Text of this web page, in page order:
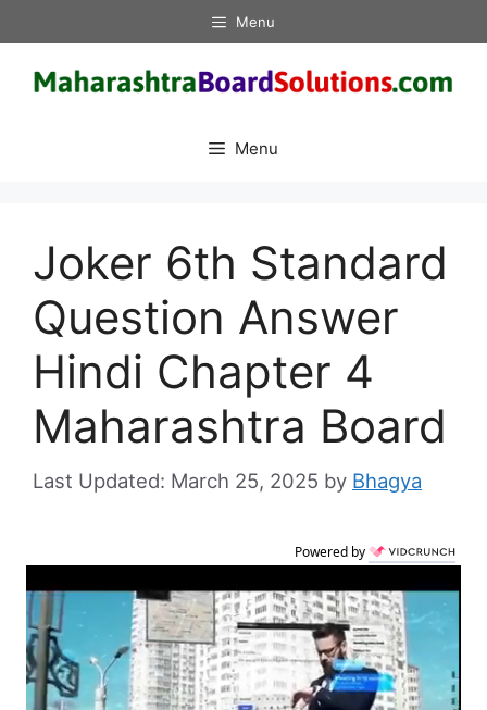
to
content
Menu
Menu
Joker 6th Standard
Question Answer
Hindi Chapter 4
Maharashtra Board
March 25, 2025 by Bhagya
Powered by